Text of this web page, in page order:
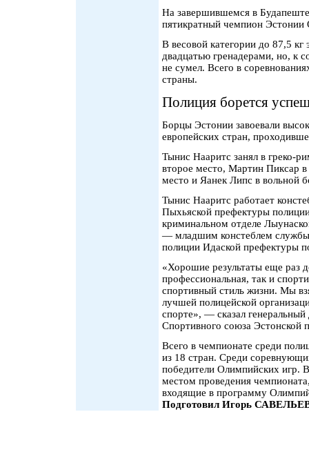
На завершившемся в
пятикратный чемпион Эстонии
В весовой категории до 87,5 кг
двадцатью гренадерами, но, к
не сумел. Всего в
страны.
Полиция борется
Борцы Эстонии завоевали
европейских стран,
Тынис Нааритс занял в греко-
второе место, Мартин Пиксар
место и Яанек Липс в вольной
Тынис Нааритс работает
Пыхьяской префектуры
криминальном отделе
— младшим констеблем службы
полиции Идаской префектуры
«Хорошие результаты еще раз
профессиональная, так и
спортивный стиль жизни. Мы
лучшей полицейской
спорте», — сказал
Спортивного союза Эстонской
Всего в чемпионате среди
из 18 стран. Среди
победители Олимпийских игр.
местом проведения
входящие в программу
Подготовил Игорь